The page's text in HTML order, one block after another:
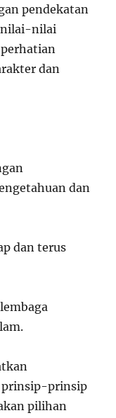
pendekatan
nilai-nilai
dan
dan
dan terus
prinsip-prinsip
pilihan